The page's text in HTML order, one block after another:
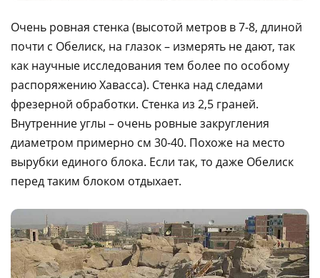
Очень ровная стенка (высотой метров в 7-8, длиной
почти с Обелиск, на глазок – измерять не дают, так
как научные исследования тем более по особому
распоряжению Хавасса). Стенка над следами
фрезерной обработки. Стенка из 2,5 граней.
Внутренние углы – очень ровные закругления
диаметром примерно см 30-40. Похоже на место
вырубки единого блока. Если так, то даже Обелиск
перед таким блоком отдыхает.